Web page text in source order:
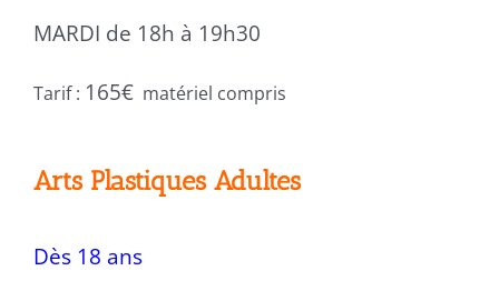
MARDI de 18h à 19h30
Tarif : 165€matériel compris
Arts Plastiques Adultes
Dès 18 ans